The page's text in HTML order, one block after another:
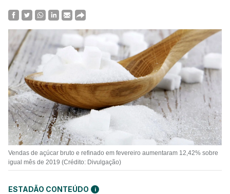
Vendas de açúcar bruto e refinado em fevereiro aumentaram 12,42% sobre
igual mês de 2019 (Crédito: Divulgação)
ESTADÃO CONTEÚDO i